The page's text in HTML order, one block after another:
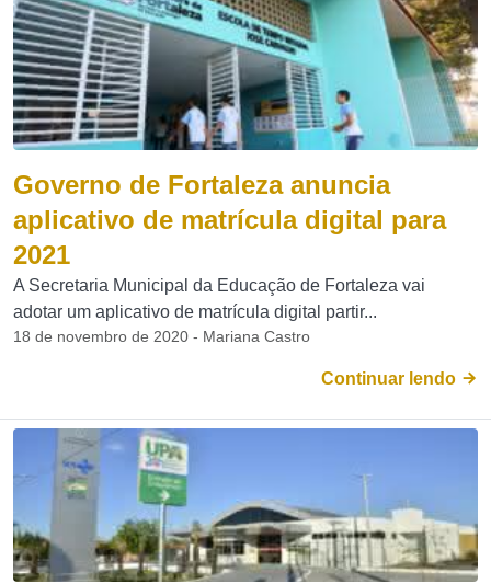
Governo de Fortaleza anuncia
aplicativo de matrícula digital para
2021
A Secretaria Municipal da Educação de Fortaleza vai
adotar um aplicativo de matrícula digital partir...
18 de novembro de 2020 - Mariana Castro
Continuar lendo